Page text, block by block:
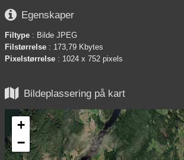
 Egenskaper
Filtype : Bilde JPEG
Filstørrelse : 173,79 Kbytes
Pixelstørrelse : 1024 x 752 pixels
 Bildeplassering på kart
+
−